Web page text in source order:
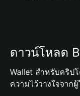
ดาวน์โหลด
Wallet สำหรับคริป
ความไว้วางใจจาก